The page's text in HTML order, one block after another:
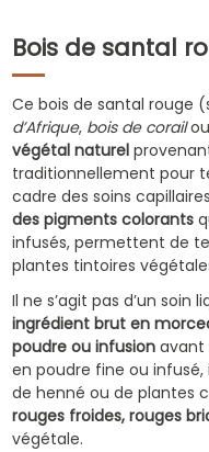
Bois de santal
Ce bois de santal rouge
d’Afrique, bois de corailou
végétal naturel
traditionnellement pour
cadre des soins
des pigments colorants
infusés, permettent de
plantes tintoires
Il ne s’agit pas d’un soin
ingrédient brut en
poudre ou infusionavant
en poudre fine ou
de henné ou de plantes
rouges froides, rouges
végétale.